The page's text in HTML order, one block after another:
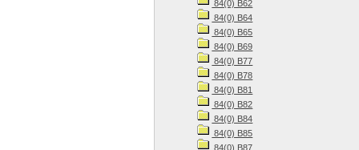
84(0) В62
84(0) В64
84(0) В65
84(0) В69
84(0) В77
84(0) В78
84(0) В81
84(0) В82
84(0) В84
84(0) В85
84(0) В87